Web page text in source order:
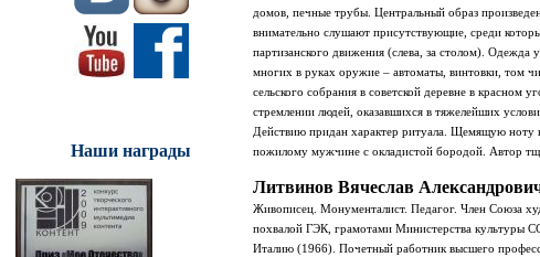
Наши награды
домов, печные трубы. Центральный образ
внимательно слушают присутствующие, среди
партизанского движения (слева, за столом).
многих в руках оружие – автоматы, винтовки, том
сельского собрания в советской деревне в
стремлении людей, оказавшихся в тяжелейших
Действию придан характер ритуала. Щемящую ноту
пожилому мужчине с окладистой бородой. Автор
Литвинов Вячеслав
Живописец. Монументалист. Педагог. Член Союза
похвалой ГЭК, грамотами Министерства культуры
Италию (1966). Почетный работник высшего